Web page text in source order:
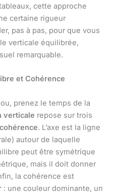
cette approche
certaine rigueur
pas à pas, pour que vous
verticale équilibrée,
remarquable.
et Cohérence
prenez le temps de la
verticale repose sur trois
. L’axe est la ligne
autour de laquelle
peut être symétrique
mais il doit donner
la cohérence est
: une couleur dominante, un